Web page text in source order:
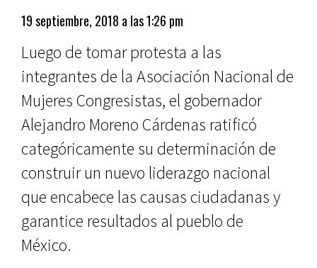
19 septiembre, 2018 a las 1:26 pm
Luego de tomar protesta a las
integrantes de la Asociación Nacional de
Mujeres Congresistas, el gobernador
Alejandro Moreno Cárdenas ratificó
categóricamente su determinación de
construir un nuevo liderazgo nacional
que encabece las causas ciudadanas y
garantice resultados al pueblo de
México.